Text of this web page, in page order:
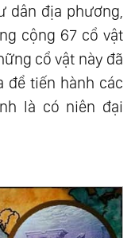
dân địa phương,
cộng 67 cổ vật
cổ vật này đã
để tiến hành các
là có niên đại